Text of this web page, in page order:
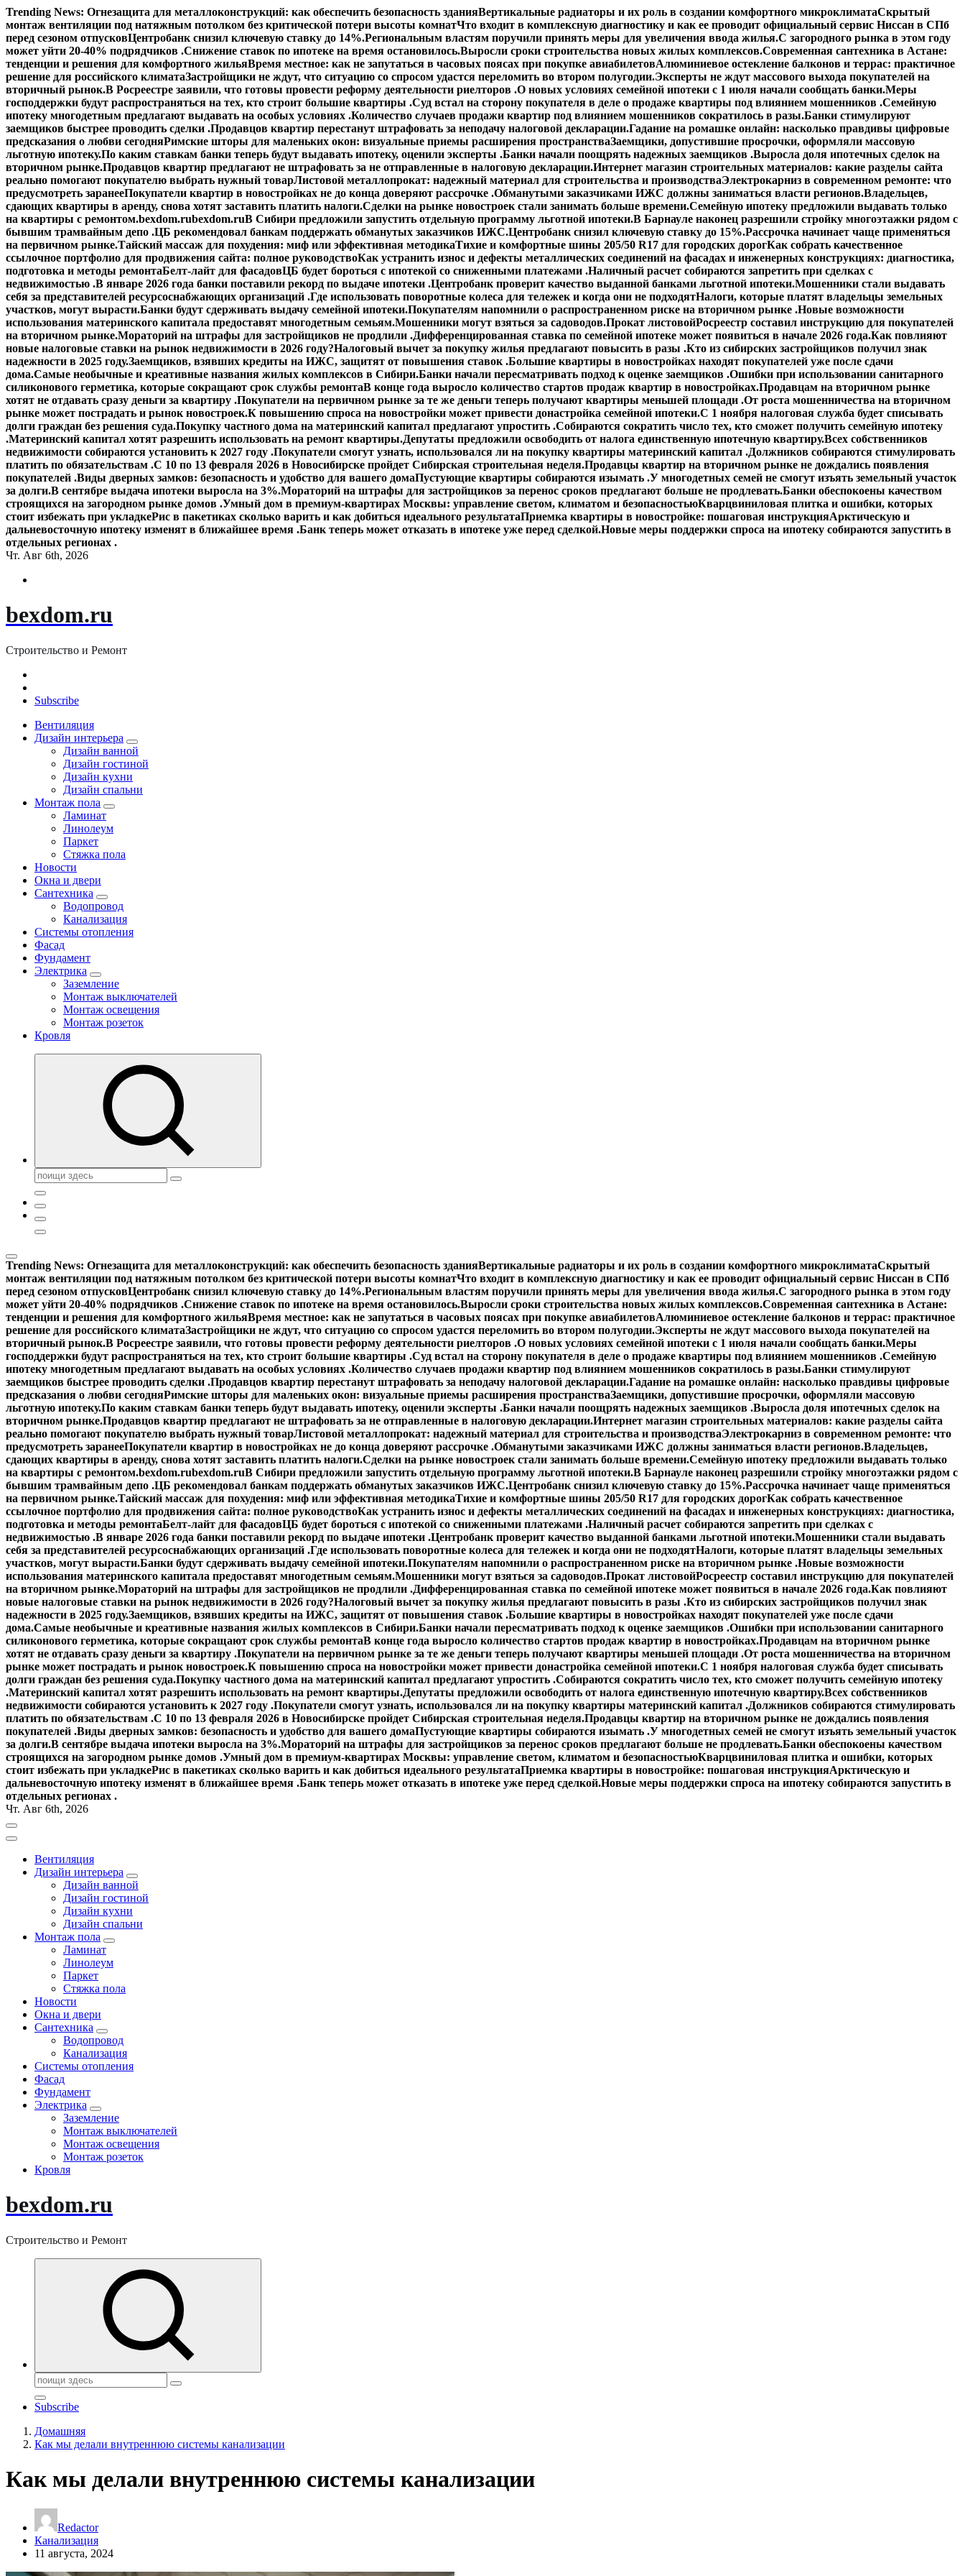
Перейти
к
содержимому
Trending News: Огнезащита для металлоконструкций: как обеспечить безопасность зданияВертикальные радиаторы и их роль в создании комфортного микроклиматаСкрытый
монтаж вентиляции под натяжным потолком без критической потери высоты комнатЧто входит в комплексную диагностику и как ее проводит официальный сервис Ниссан в СПб
перед сезоном отпусковЦентробанк снизил ключевую ставку до 14%.Региональным властям поручили принять меры для увеличения ввода жилья.С загородного рынка в этом году
может уйти 20-40% подрядчиков .Снижение ставок по ипотеке на время остановилось.Выросли сроки строительства новых жилых комплексов.Современная сантехника в Астане:
тенденции и решения для комфортного жильяВремя местное: как не запутаться в часовых поясах при покупке авиабилетовАлюминиевое остекление балконов и террас: практичное
решение для российского климатаЗастройщики не ждут, что ситуацию со спросом удастся переломить во втором полугодии.Эксперты не ждут массового выхода покупателей на
вторичный рынок.В Росреестре заявили, что готовы провести реформу деятельности риелторов .О новых условиях семейной ипотеки с 1 июля начали сообщать банки.Меры
господдержки будут распространяться на тех, кто строит большие квартиры .Суд встал на сторону покупателя в деле о продаже квартиры под влиянием мошенников .Семейную
ипотеку многодетным предлагают выдавать на особых условиях .Количество случаев продажи квартир под влиянием мошенников сократилось в разы.Банки стимулируют
заемщиков быстрее проводить сделки .Продавцов квартир перестанут штрафовать за неподачу налоговой декларации.Гадание на ромашке онлайн: насколько правдивы цифровые
предсказания о любви сегодняРимские шторы для маленьких окон: визуальные приемы расширения пространстваЗаемщики, допустившие просрочки, оформляли массовую
льготную ипотеку.По каким ставкам банки теперь будут выдавать ипотеку, оценили эксперты .Банки начали поощрять надежных заемщиков .Выросла доля ипотечных сделок на
вторичном рынке.Продавцов квартир предлагают не штрафовать за не отправленные в налоговую декларации.Интернет магазин строительных материалов: какие разделы сайта
реально помогают покупателю выбрать нужный товарЛистовой металлопрокат: надежный материал для строительства и производстваЭлектрокарниз в современном ремонте: что
предусмотреть заранееПокупатели квартир в новостройках не до конца доверяют рассрочке .Обманутыми заказчиками ИЖС должны заниматься власти регионов.Владельцев,
сдающих квартиры в аренду, снова хотят заставить платить налоги.Сделки на рынке новостроек стали занимать больше времени.Семейную ипотеку предложили выдавать только
на квартиры с ремонтом.bexdom.rubexdom.ruВ Сибири предложили запустить отдельную программу льготной ипотеки.В Барнауле наконец разрешили стройку многоэтажки рядом с
бывшим трамвайным депо .ЦБ рекомендовал банкам поддержать обманутых заказчиков ИЖС.Центробанк снизил ключевую ставку до 15%.Рассрочка начинает чаще применяться
на первичном рынке.Тайский массаж для похудения: миф или эффективная методикаТихие и комфортные шины 205/50 R17 для городских дорогКак собрать качественное
ссылочное портфолио для продвижения сайта: полное руководствоКак устранить износ и дефекты металлических соединений на фасадах и инженерных конструкциях: диагностика,
подготовка и методы ремонтаБелт-лайт для фасадовЦБ будет бороться с ипотекой со сниженными платежами .Наличный расчет собираются запретить при сделках с
недвижимостью .В январе 2026 года банки поставили рекорд по выдаче ипотеки .Центробанк проверит качество выданной банками льготной ипотеки.Мошенники стали выдавать
себя за представителей ресурсоснабжающих организаций .Где использовать поворотные колеса для тележек и когда они не подходятНалоги, которые платят владельцы земельных
участков, могут вырасти.Банки будут сдерживать выдачу семейной ипотеки.Покупателям напомнили о распространенном риске на вторичном рынке .Новые возможности
использования материнского капитала предоставят многодетным семьям.Мошенники могут взяться за садоводов.Прокат листовойРосреестр составил инструкцию для покупателей
на вторичном рынке.Мораторий на штрафы для застройщиков не продлили .Дифференцированная ставка по семейной ипотеке может появиться в начале 2026 года.Как повлияют
новые налоговые ставки на рынок недвижимости в 2026 году?Налоговый вычет за покупку жилья предлагают повысить в разы .Кто из сибирских застройщиков получил знак
надежности в 2025 году.Заемщиков, взявших кредиты на ИЖС, защитят от повышения ставок .Большие квартиры в новостройках находят покупателей уже после сдачи
дома.Самые необычные и креативные названия жилых комплексов в Сибири.Банки начали пересматривать подход к оценке заемщиков .Ошибки при использовании санитарного
силиконового герметика, которые сокращают срок службы ремонтаВ конце года выросло количество стартов продаж квартир в новостройках.Продавцам на вторичном рынке
хотят не отдавать сразу деньги за квартиру .Покупатели на первичном рынке за те же деньги теперь получают квартиры меньшей площади .От роста мошенничества на вторичном
рынке может пострадать и рынок новостроек.К повышению спроса на новостройки может привести донастройка семейной ипотеки.С 1 ноября налоговая служба будет списывать
долги граждан без решения суда.Покупку частного дома на материнский капитал предлагают упростить .Собираются сократить число тех, кто сможет получить семейную ипотеку
.Материнский капитал хотят разрешить использовать на ремонт квартиры.Депутаты предложили освободить от налога единственную ипотечную квартиру.Всех собственников
недвижимости собираются установить к 2027 году .Покупатели смогут узнать, использовался ли на покупку квартиры материнский капитал .Должников собираются стимулировать
платить по обязательствам .С 10 по 13 февраля 2026 в Новосибирске пройдет Сибирская строительная неделя.Продавцы квартир на вторичном рынке не дождались появления
покупателей .Виды дверных замков: безопасность и удобство для вашего домаПустующие квартиры собираются изымать .У многодетных семей не смогут изъять земельный участок
за долги.В сентябре выдача ипотеки выросла на 3%.Мораторий на штрафы для застройщиков за перенос сроков предлагают больше не продлевать.Банки обеспокоены качеством
строящихся на загородном рынке домов .Умный дом в премиум-квартирах Москвы: управление светом, климатом и безопасностьюКварцвиниловая плитка и ошибки, которых
стоит избежать при укладкеРис в пакетиках сколько варить и как добиться идеального результатаПриемка квартиры в новостройке: пошаговая инструкцияАрктическую и
дальневосточную ипотеку изменят в ближайшее время .Банк теперь может отказать в ипотеке уже перед сделкой.Новые меры поддержки спроса на ипотеку собираются запустить в
отдельных регионах .
Чт. Авг 6th, 2026
bexdom.ru
Строительство и Ремонт
Subscribe
Вентиляция
Дизайн интерьера
Дизайн ванной
Дизайн гостиной
Дизайн кухни
Дизайн спальни
Монтаж пола
Ламинат
Линолеум
Паркет
Стяжка пола
Новости
Окна и двери
Сантехника
Водопровод
Канализация
Системы отопления
Фасад
Фундамент
Электрика
Заземление
Монтаж выключателей
Монтаж освещения
Монтаж розеток
Кровля
Поиск:
Trending News: Огнезащита для металлоконструкций: как обеспечить безопасность зданияВертикальные радиаторы и их роль в создании комфортного микроклиматаСкрытый
монтаж вентиляции под натяжным потолком без критической потери высоты комнатЧто входит в комплексную диагностику и как ее проводит официальный сервис Ниссан в СПб
перед сезоном отпусковЦентробанк снизил ключевую ставку до 14%.Региональным властям поручили принять меры для увеличения ввода жилья.С загородного рынка в этом году
может уйти 20-40% подрядчиков .Снижение ставок по ипотеке на время остановилось.Выросли сроки строительства новых жилых комплексов.Современная сантехника в Астане:
тенденции и решения для комфортного жильяВремя местное: как не запутаться в часовых поясах при покупке авиабилетовАлюминиевое остекление балконов и террас: практичное
решение для российского климатаЗастройщики не ждут, что ситуацию со спросом удастся переломить во втором полугодии.Эксперты не ждут массового выхода покупателей на
вторичный рынок.В Росреестре заявили, что готовы провести реформу деятельности риелторов .О новых условиях семейной ипотеки с 1 июля начали сообщать банки.Меры
господдержки будут распространяться на тех, кто строит большие квартиры .Суд встал на сторону покупателя в деле о продаже квартиры под влиянием мошенников .Семейную
ипотеку многодетным предлагают выдавать на особых условиях .Количество случаев продажи квартир под влиянием мошенников сократилось в разы.Банки стимулируют
заемщиков быстрее проводить сделки .Продавцов квартир перестанут штрафовать за неподачу налоговой декларации.Гадание на ромашке онлайн: насколько правдивы цифровые
предсказания о любви сегодняРимские шторы для маленьких окон: визуальные приемы расширения пространстваЗаемщики, допустившие просрочки, оформляли массовую
льготную ипотеку.По каким ставкам банки теперь будут выдавать ипотеку, оценили эксперты .Банки начали поощрять надежных заемщиков .Выросла доля ипотечных сделок на
вторичном рынке.Продавцов квартир предлагают не штрафовать за не отправленные в налоговую декларации.Интернет магазин строительных материалов: какие разделы сайта
реально помогают покупателю выбрать нужный товарЛистовой металлопрокат: надежный материал для строительства и производстваЭлектрокарниз в современном ремонте: что
предусмотреть заранееПокупатели квартир в новостройках не до конца доверяют рассрочке .Обманутыми заказчиками ИЖС должны заниматься власти регионов.Владельцев,
сдающих квартиры в аренду, снова хотят заставить платить налоги.Сделки на рынке новостроек стали занимать больше времени.Семейную ипотеку предложили выдавать только
на квартиры с ремонтом.bexdom.rubexdom.ruВ Сибири предложили запустить отдельную программу льготной ипотеки.В Барнауле наконец разрешили стройку многоэтажки рядом с
бывшим трамвайным депо .ЦБ рекомендовал банкам поддержать обманутых заказчиков ИЖС.Центробанк снизил ключевую ставку до 15%.Рассрочка начинает чаще применяться
на первичном рынке.Тайский массаж для похудения: миф или эффективная методикаТихие и комфортные шины 205/50 R17 для городских дорогКак собрать качественное
ссылочное портфолио для продвижения сайта: полное руководствоКак устранить износ и дефекты металлических соединений на фасадах и инженерных конструкциях: диагностика,
подготовка и методы ремонтаБелт-лайт для фасадовЦБ будет бороться с ипотекой со сниженными платежами .Наличный расчет собираются запретить при сделках с
недвижимостью .В январе 2026 года банки поставили рекорд по выдаче ипотеки .Центробанк проверит качество выданной банками льготной ипотеки.Мошенники стали выдавать
себя за представителей ресурсоснабжающих организаций .Где использовать поворотные колеса для тележек и когда они не подходятНалоги, которые платят владельцы земельных
участков, могут вырасти.Банки будут сдерживать выдачу семейной ипотеки.Покупателям напомнили о распространенном риске на вторичном рынке .Новые возможности
использования материнского капитала предоставят многодетным семьям.Мошенники могут взяться за садоводов.Прокат листовойРосреестр составил инструкцию для покупателей
на вторичном рынке.Мораторий на штрафы для застройщиков не продлили .Дифференцированная ставка по семейной ипотеке может появиться в начале 2026 года.Как повлияют
новые налоговые ставки на рынок недвижимости в 2026 году?Налоговый вычет за покупку жилья предлагают повысить в разы .Кто из сибирских застройщиков получил знак
надежности в 2025 году.Заемщиков, взявших кредиты на ИЖС, защитят от повышения ставок .Большие квартиры в новостройках находят покупателей уже после сдачи
дома.Самые необычные и креативные названия жилых комплексов в Сибири.Банки начали пересматривать подход к оценке заемщиков .Ошибки при использовании санитарного
силиконового герметика, которые сокращают срок службы ремонтаВ конце года выросло количество стартов продаж квартир в новостройках.Продавцам на вторичном рынке
хотят не отдавать сразу деньги за квартиру .Покупатели на первичном рынке за те же деньги теперь получают квартиры меньшей площади .От роста мошенничества на вторичном
рынке может пострадать и рынок новостроек.К повышению спроса на новостройки может привести донастройка семейной ипотеки.С 1 ноября налоговая служба будет списывать
долги граждан без решения суда.Покупку частного дома на материнский капитал предлагают упростить .Собираются сократить число тех, кто сможет получить семейную ипотеку
.Материнский капитал хотят разрешить использовать на ремонт квартиры.Депутаты предложили освободить от налога единственную ипотечную квартиру.Всех собственников
недвижимости собираются установить к 2027 году .Покупатели смогут узнать, использовался ли на покупку квартиры материнский капитал .Должников собираются стимулировать
платить по обязательствам .С 10 по 13 февраля 2026 в Новосибирске пройдет Сибирская строительная неделя.Продавцы квартир на вторичном рынке не дождались появления
покупателей .Виды дверных замков: безопасность и удобство для вашего домаПустующие квартиры собираются изымать .У многодетных семей не смогут изъять земельный участок
за долги.В сентябре выдача ипотеки выросла на 3%.Мораторий на штрафы для застройщиков за перенос сроков предлагают больше не продлевать.Банки обеспокоены качеством
строящихся на загородном рынке домов .Умный дом в премиум-квартирах Москвы: управление светом, климатом и безопасностьюКварцвиниловая плитка и ошибки, которых
стоит избежать при укладкеРис в пакетиках сколько варить и как добиться идеального результатаПриемка квартиры в новостройке: пошаговая инструкцияАрктическую и
дальневосточную ипотеку изменят в ближайшее время .Банк теперь может отказать в ипотеке уже перед сделкой.Новые меры поддержки спроса на ипотеку собираются запустить в
отдельных регионах .
Чт. Авг 6th, 2026
Вентиляция
Дизайн интерьера
Дизайн ванной
Дизайн гостиной
Дизайн кухни
Дизайн спальни
Монтаж пола
Ламинат
Линолеум
Паркет
Стяжка пола
Новости
Окна и двери
Сантехника
Водопровод
Канализация
Системы отопления
Фасад
Фундамент
Электрика
Заземление
Монтаж выключателей
Монтаж освещения
Монтаж розеток
Кровля
bexdom.ru
Строительство и Ремонт
Поиск:
Subscribe
Домашняя
Как мы делали внутреннюю системы канализации
Как мы делали внутреннюю системы канализации
Redactor
Канализация
11 августа, 2024